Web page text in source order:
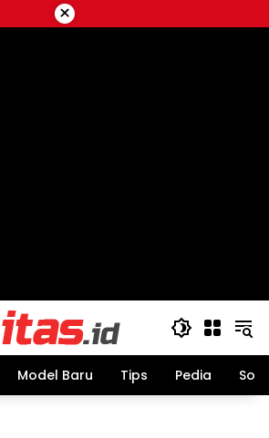
×
Model Baru Tips Pedia